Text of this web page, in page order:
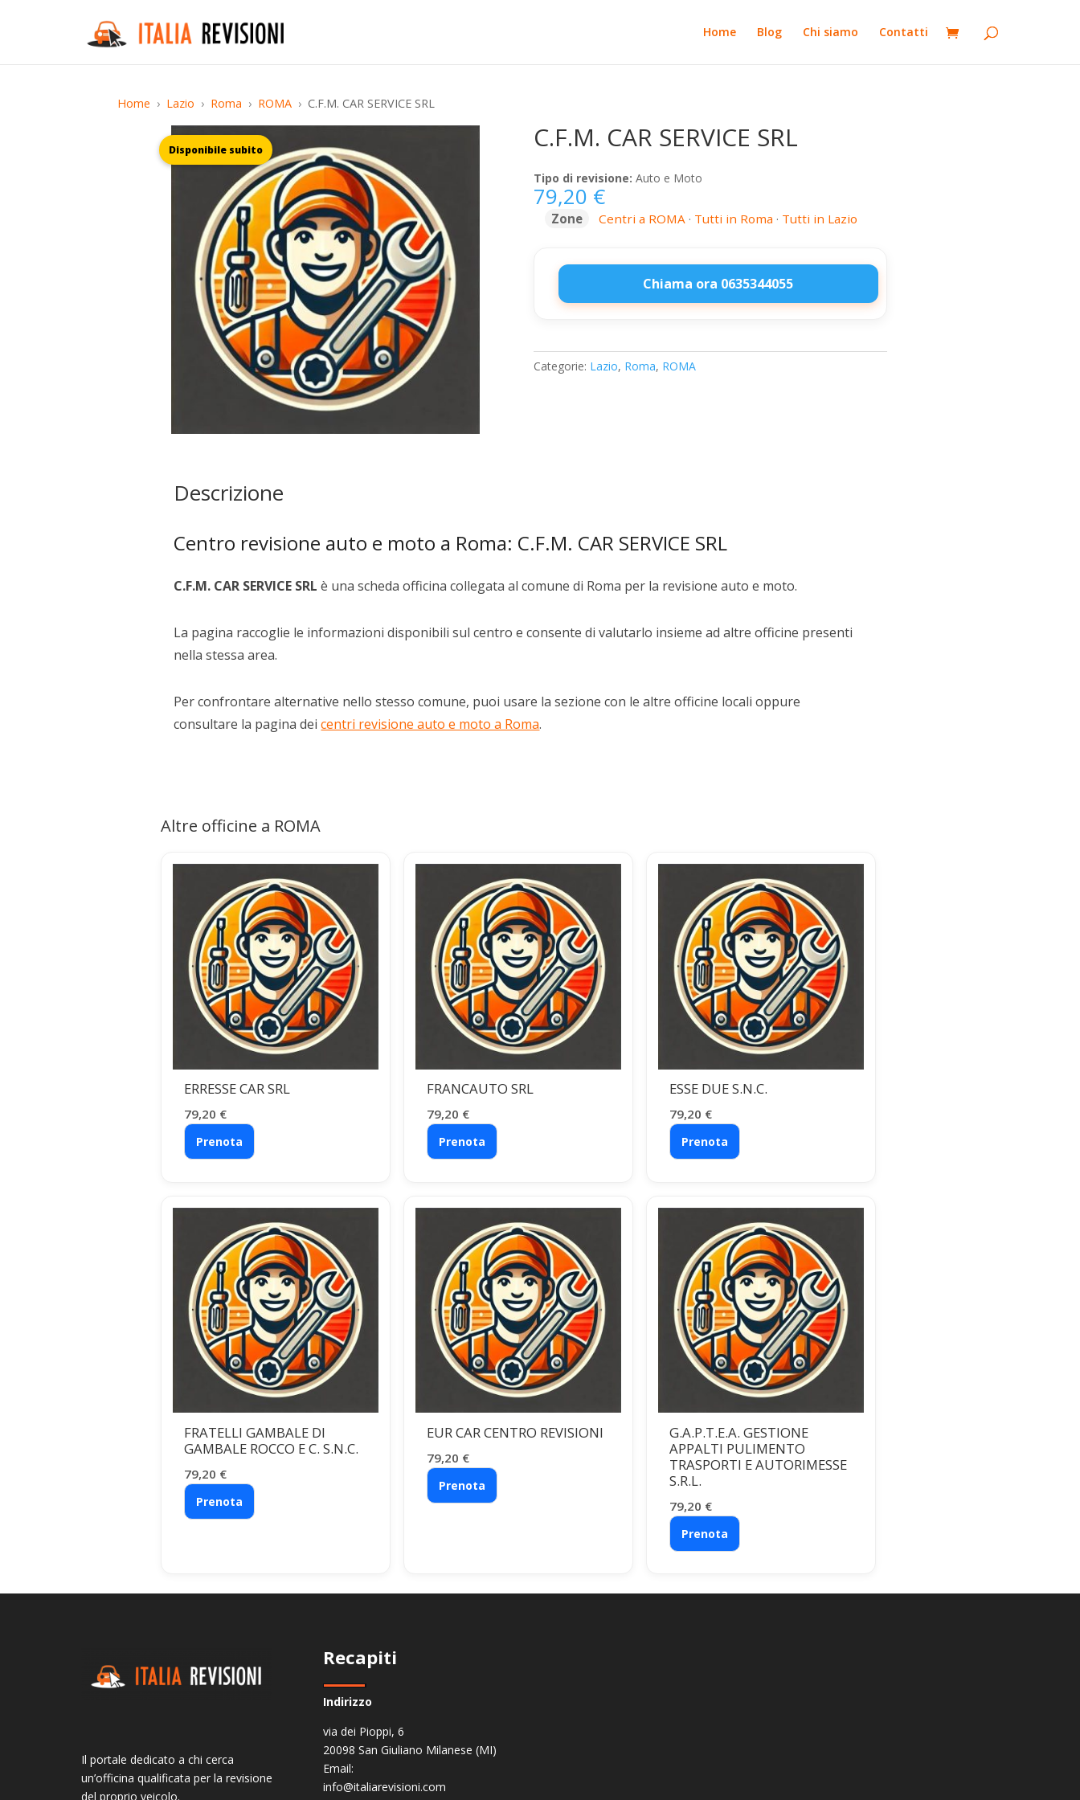
Home Blog Chi siamo Contatti
Home Lazio Roma ROMA C.F.M. CAR SERVICE SRL
C.F.M. CAR SERVICE SRL
Tipo di revisione: Auto e Moto
79,20 €
Zone Centri a ROMA· Tutti in Roma · Tutti in Lazio
Chiama ora 0635344055
C.F.M.
SERVICE
SRL
Categorie: Lazio, Roma, ROMA
Descrizione
Centro revisione auto e moto a Roma: C.F.M. CAR SERVICE SRL
C.F.M. CAR SERVICE SRL è una scheda officina collegata al comune di Roma per la revisione auto e moto.
La pagina raccoglie le informazioni disponibili sul centro e consente di valutarlo insieme ad altre officine presenti
nella stessa area.
Per confrontare alternative nello stesso comune, puoi usare la sezione con le altre officine locali oppure
consultare la pagina deicentri revisione auto e moto a Roma.
Altre officine a ROMA
ERRESSE CAR SRL
79,20 €
Prenota
FRANCAUTO SRL
79,20 €
Prenota
ESSE DUE S.N.C.
79,20 €
Prenota
FRATELLI GAMBALE DI
GAMBALE ROCCO E C. S.N.C.
79,20 €
Prenota
EUR CAR CENTRO REVISIONI
79,20 €
Prenota
G.A.P.T.E.A. GESTIONE
APPALTI PULIMENTO
TRASPORTI E AUTORIMESSE
S.R.L.
79,20 €
Prenota
Il portale dedicato a chi cerca
un’officina qualificata per la revisione
del proprio veicolo.
Recapiti
Indirizzo
via dei Pioppi, 6
20098 San Giuliano Milanese (MI)
Email:
info@italiarevisioni.com